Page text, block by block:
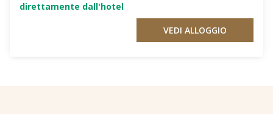
direttamente dall'hotel
VEDI ALLOGGIO